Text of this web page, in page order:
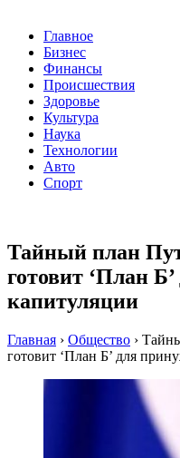
Главное
Бизнес
Финансы
Происшествия
Здоровье
Культура
Наука
Технологии
Авто
Спорт
Тайный план
готовит ‘План
капитуляции
Главная › Общество ›
готовит ‘План Б’ для